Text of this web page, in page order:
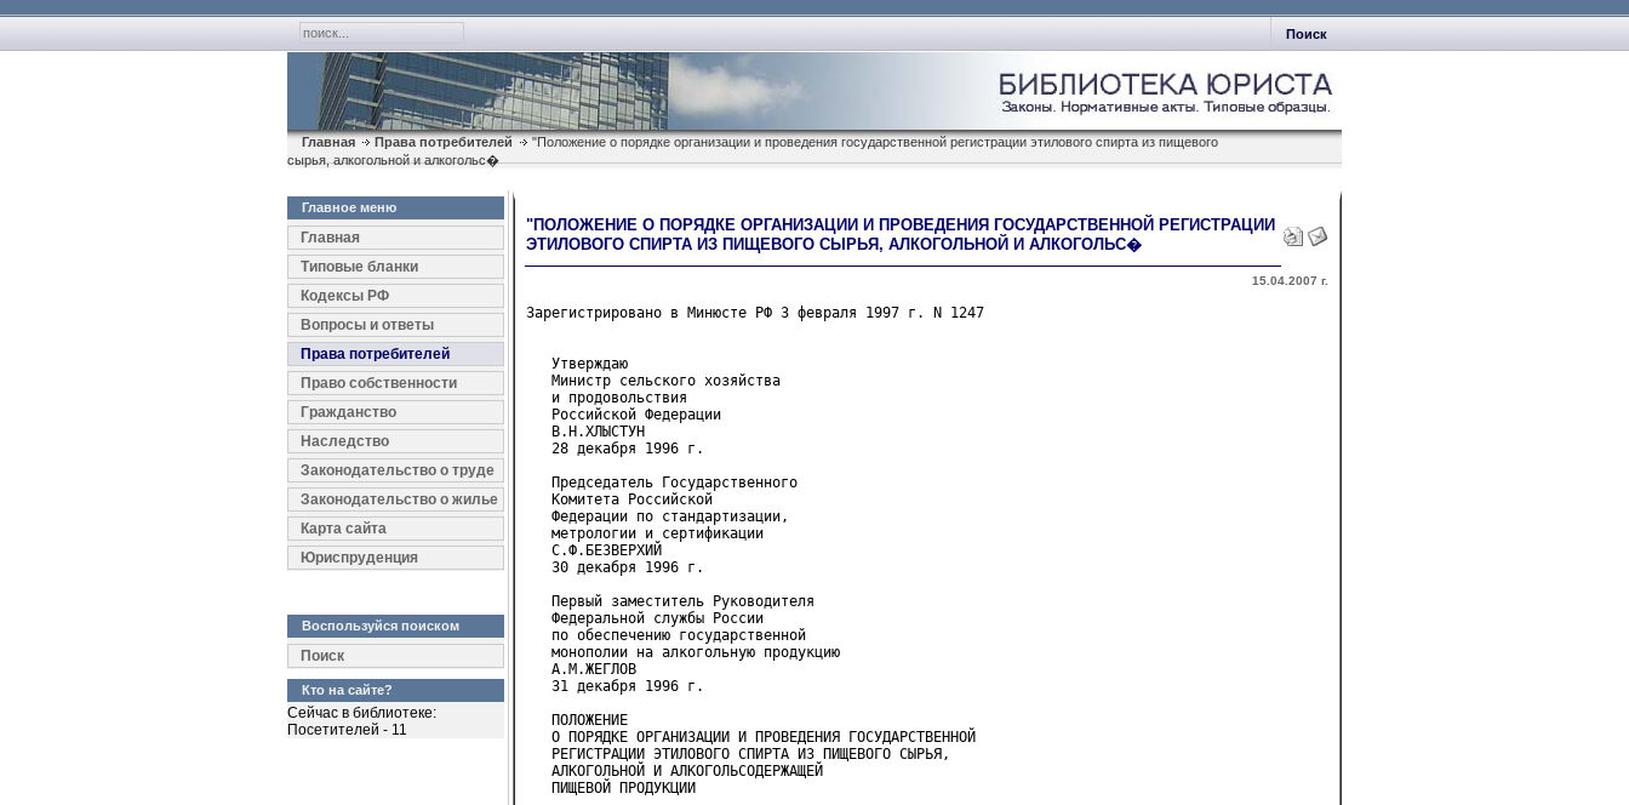
Поиск
Главная Права потребителей
"Положение о порядке организации и проведения государственной регистрации этилового спирта из пищевого
сырья, алкогольной и алкогольс�
Главное меню
Главная
Типовые бланки
Кодексы РФ
Вопросы и ответы
Права потребителей
Право собственности
Гражданство
Наследство
Законодательство о труде
Законодательство о жилье
Карта сайта
Юриспруденция
Воспользуйся поиском
Поиск
Кто на сайте?
Сейчас в библиотеке:
Посетителей - 11
"ПОЛОЖЕНИЕ О ПОРЯДКЕ ОРГАНИЗАЦИИ И ПРОВЕДЕНИЯ ГОСУДАРСТВЕННОЙ РЕГИСТРАЦИИ
ЭТИЛОВОГО СПИРТА ИЗ ПИЩЕВОГО СЫРЬЯ, АЛКОГОЛЬНОЙ И АЛКОГОЛЬС�
15.04.2007 г.
Зарегистрировано в Минюсте РФ 3 февраля 1997 г. N 1247
Утверждаю
Министр сельского хозяйства
и продовольствия
Российской Федерации
В.Н.ХЛЫСТУН
28 декабря 1996 г.
Председатель Государственного
Комитета Российской
Федерации по стандартизации,
метрологии и сертификации
С.Ф.БЕЗВЕРХИЙ
30 декабря 1996 г.
Первый заместитель Руководителя
Федеральной службы России
по обеспечению государственной
монополии на алкогольную продукцию
А.М.ЖЕГЛОВ
31 декабря 1996 г.
ПОЛОЖЕНИЕ
О ПОРЯДКЕ ОРГАНИЗАЦИИ И ПРОВЕДЕНИЯ ГОСУДАРСТВЕННОЙ
РЕГИСТРАЦИИ ЭТИЛОВОГО СПИРТА ИЗ ПИЩЕВОГО СЫРЬЯ,
АЛКОГОЛЬНОЙ И АЛКОГОЛЬСОДЕРЖАЩЕЙ
ПИЩЕВОЙ ПРОДУКЦИИ